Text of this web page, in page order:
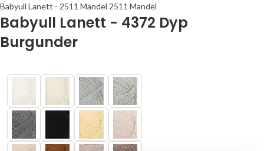
Babyull Lanett - 2511 Mandel 2511 Mandel
Babyull Lanett - 4372 Dyp
Burgunder